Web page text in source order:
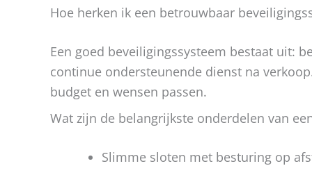
Hoe herken ik een betrouwbaar
Een goed beveiligingssysteem bestaat uit:
continue ondersteunende dienst na
budget en wensen passen.
Wat zijn de belangrijkste onderdelen van
Slimme sloten met besturing op